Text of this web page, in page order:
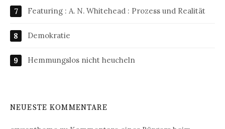
Featuring : A. N. Whitehead : Prozess und Realität
Demokratie
Hemmungslos nicht heucheln
NEUESTE KOMMENTARE